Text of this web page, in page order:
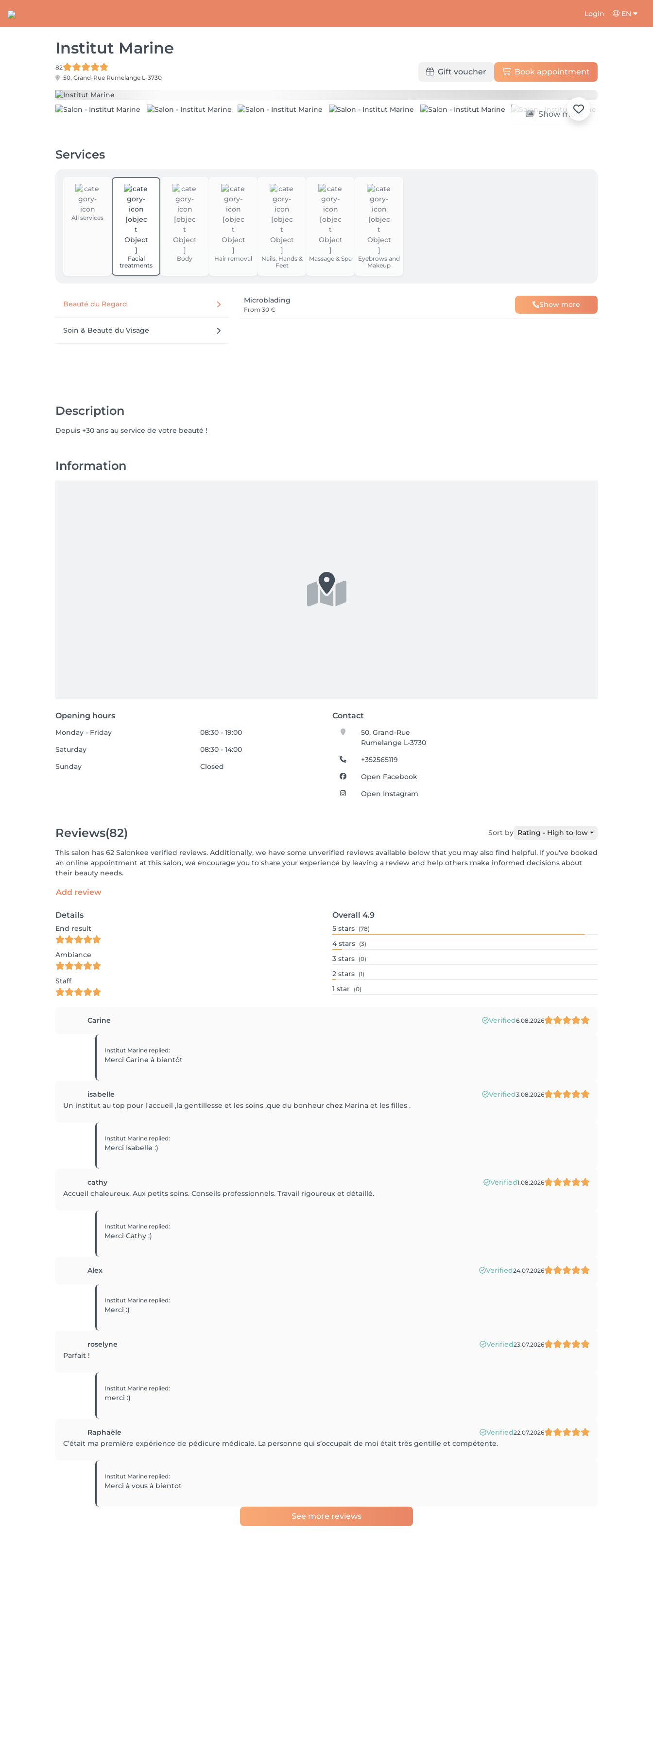
Login EN
Institut Marine
82
50, Grand-Rue Rumelange L-3730
Gift voucher Book appointment
Show more
Services
All services
Facial
treatments
Body Hair removal
Nails, Hands &
Feet
Massage & Spa
Eyebrows and
Makeup
Beauté du Regard
Soin & Beauté du Visage
Microblading
From 30 €
Show more
Description
Information
Opening hours Contact
Monday - Friday
08:30 - 19:00
Saturday
08:30 - 14:00
Sunday
Closed
50, Grand-Rue
Rumelange L-3730
+352565119
Open Facebook
Open Instagram
Reviews(82) Sort by Rating - High to low
This salon has 62 Salonkee verified reviews. Additionally, we have some unverified reviews available below that you may also find helpful. If you've booked
an online appointment at this salon, we encourage you to share your experience by leaving a review and help others make informed decisions about
their beauty needs.
Add review
Details
End result
Ambiance
Staff
Overall 4.9
5 stars (78)
4 stars (3)
3 stars (0)
2 stars (1)
1 star (0)
Carine Verified6.08.2026
Institut Marine replied:
Merci Carine à bientôt
isabelle Verified3.08.2026
Un institut au top pour l'accueil ,la gentillesse et les soins ,que du bonheur chez Marina et les filles .
Institut Marine replied:
Merci Isabelle :)
cathy Verified1.08.2026
Accueil chaleureux. Aux petits soins. Conseils professionnels. Travail rigoureux et détaillé.
Institut Marine replied:
Merci Cathy :)
Alex Verified24.07.2026
Institut Marine replied:
Merci :)
roselyne Verified23.07.2026
Parfait !
Institut Marine replied:
merci :)
Raphaèle Verified22.07.2026
C’était ma première expérience de pédicure médicale. La personne qui s’occupait de moi était très gentille et compétente.
Institut Marine replied:
Merci à vous à bientot
See more reviews